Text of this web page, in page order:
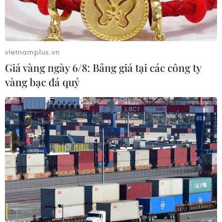
không.
Trong ảnh: phiến quân Houthi tại Yemen bị không quân Saudi
Arabia bắn hạ ngày 26/5/2019. (Ảnh: SPA/TTXVN)
Lực lượng liên quân do Saudi Arabia đứng đầu
tại Yemen đã tấn công các vị trí quân sự ở thủ
đô Sanaa đang nằm dưới sự kiểm soát của
vietnamplus.vn
Giá vàng ngày 6/8: Bảng giá tại các công ty
vàng bạc đá quý